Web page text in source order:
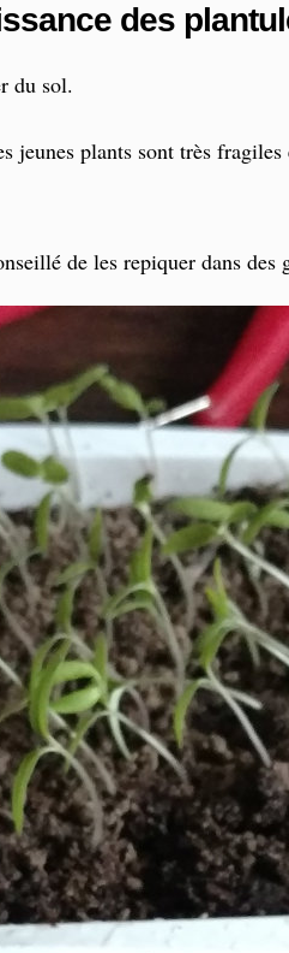
des
du sol.
jeunes plants sont très
de les repiquer dans des